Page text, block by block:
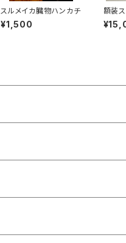
スルメイカ臓物ハンカチ
¥1,500
額装